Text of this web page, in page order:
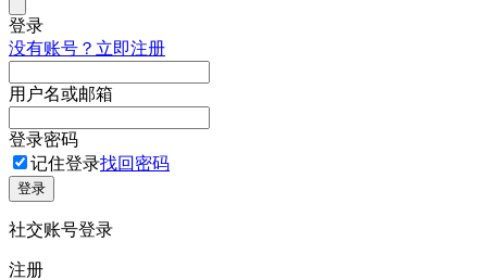
登录
没有账号？立即注册
用户名或邮箱
登录密码
记住登录找回密码
登录
社交账号登录
注册